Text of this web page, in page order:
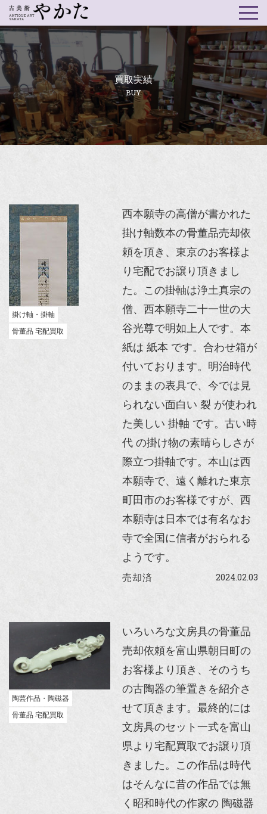
買取実績
BUY
掛け軸・掛軸
骨董品 宅配買取
西本願寺の高僧が書かれた
掛け軸数本の骨董品売却依
頼を頂き、東京のお客様よ
り宅配でお譲り頂きまし
た。この掛軸は浄土真宗の
僧、西本願寺二十一世の大
谷光尊で明如上人です。本
紙は 紙本 です。合わせ箱が
付いております。明治時代
のままの表具で、今では見
られない面白い 裂 が使われ
た美しい 掛軸 です。古い時
代 の掛け物の素晴らしさが
際立つ掛軸です。本山は西
本願寺で、遠く離れた東京
町田市のお客様ですが、西
本願寺は日本では有名なお
寺で全国に信者がおられる
ようです。
売却済 2024.02.03
陶芸作品・陶磁器
骨董品 宅配買取
いろいろな文房具の骨董品
売却依頼を富山県朝日町の
お客様より頂き、そのうち
の古陶器の筆置きを紹介さ
せて頂きます。最終的には
文房具のセット一式を富山
県より宅配買取でお譲り頂
きました。この作品は時代
はそんなに昔の作品では無
く昭和時代の作家の 陶磁器